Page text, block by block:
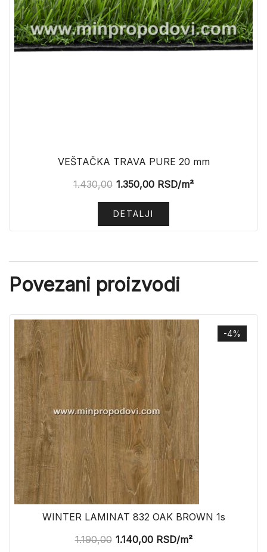
VEŠTAČKA TRAVA PURE 20 mm
1.430,00 1.350,00 RSD/m²
DETALJI
Povezani proizvodi
-4%
WINTER LAMINAT 832 OAK BROWN 1s
1.190,00 1.140,00RSD/m²